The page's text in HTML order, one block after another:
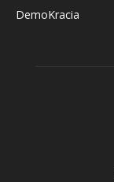
DemoKracia